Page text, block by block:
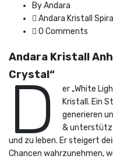
By Andara
Andara Kristall
0 Comments
Andara Kristall
Crystal“
D
er „White
Kristall. Ein
generieren
&
und zu leben. Er steigert
Chancen wahrzunehmen,